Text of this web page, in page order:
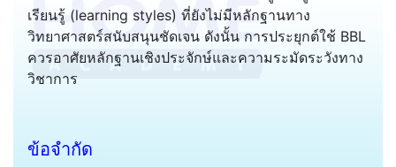
เรียนรู้ (learning styles) ที่ยังไม่มีหลักฐานทาง
วิทยาศาสตร์สนับสนุนชัดเจน ดังนั้น การประยุกต์ใช้ BBL
ควรอาศัยหลักฐานเชิงประจักษ์และความระมัดระวังทาง
วิชาการ
ข้อจำกัด